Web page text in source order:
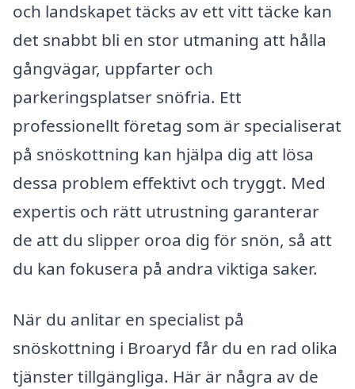
och landskapet täcks av ett vitt täcke kan
det snabbt bli en stor utmaning att hålla
gångvägar, uppfarter och
parkeringsplatser snöfria. Ett
professionellt företag som är specialiserat
på snöskottning kan hjälpa dig att lösa
dessa problem effektivt och tryggt. Med
expertis och rätt utrustning garanterar
de att du slipper oroa dig för snön, så att
du kan fokusera på andra viktiga saker.
När du anlitar en specialist på
snöskottning i Broaryd får du en rad olika
tjänster tillgängliga. Här är några av de